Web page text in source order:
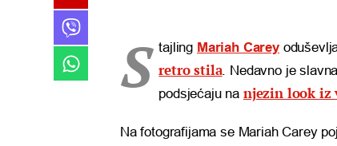
S tajling Mariah Carey
retro stila. Nedavno je
podsjećaju na njezin look iz
Na fotografijama se Mariah Carey